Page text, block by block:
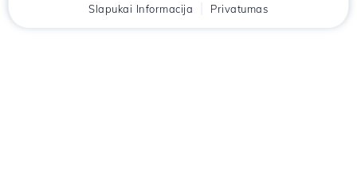
Slapukai Informacija Privatumas
Klientas Krepšelis Pokalbis